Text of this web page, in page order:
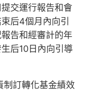
交運行報告和會
后4個月內向引
告和經審計的年
后10日內向引導
制訂轉化基金績效